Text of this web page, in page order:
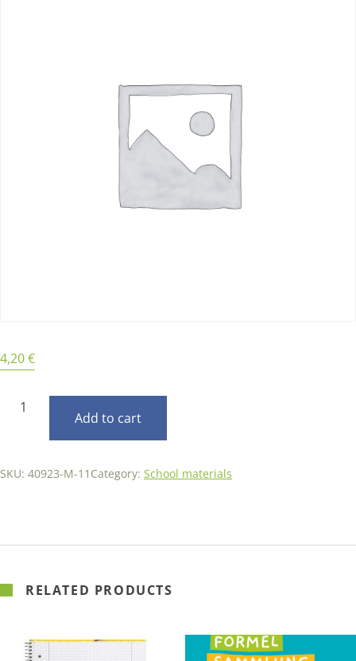
4,20€
Periodensystem
quantity
Add to cart
SKU: 40923-M-11 Category: School materials
RELATED PRODUCTS